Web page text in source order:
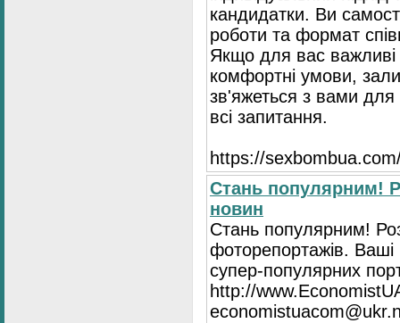
кандидатки. Ви
роботи та формат
Якщо для вас важливі
комфортні умови,
зв'яжеться з вами для
всі запитання.
https://
Стань популярним!
новин
Стань популярним!
фоторепортажів. Ваші
супер-популярних
http://